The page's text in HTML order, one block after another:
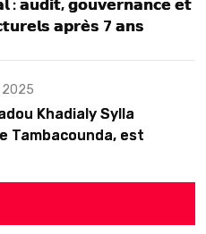
: 𝗮𝘂𝗱𝗶𝘁, 𝗴𝗼𝘂𝘃𝗲𝗿𝗻𝗮𝗻𝗰𝗲 𝗲𝘁
𝗮𝗽𝗿𝗲̀𝘀 7 𝗮𝗻𝘀
2025
Khadialy Sylla
Tambacounda, est